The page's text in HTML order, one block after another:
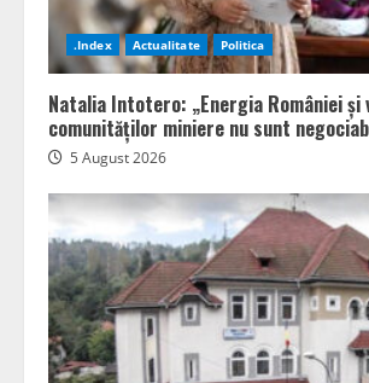
.Index Actualitate Politica
Natalia Intotero: „Energia României
comunităților miniere nu sunt
5 August 2026